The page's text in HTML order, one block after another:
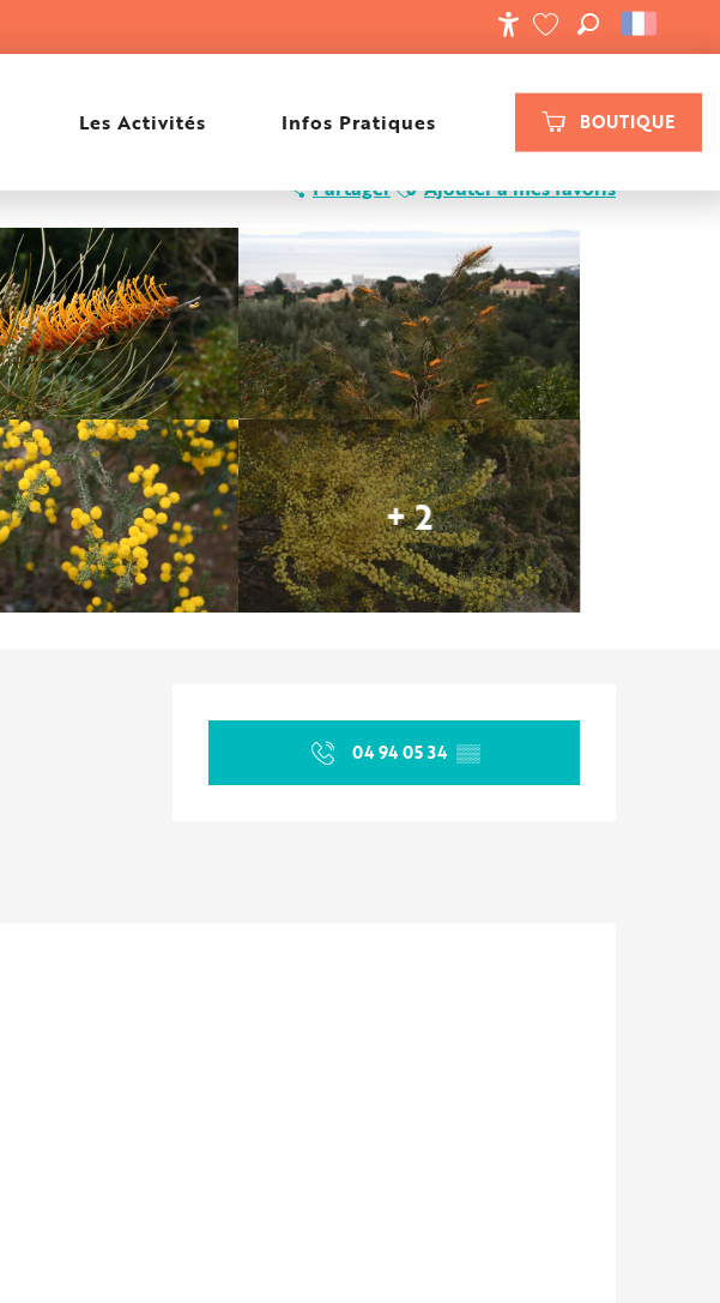
BOUTIQUE
VOIR LES FAVORIS
RECHERCHE
Les Activités Infos Pratiques
Partager Ajouter à mes favoris
+ 2
Ouverture et coordonnées
04 94 05 34 ▒▒